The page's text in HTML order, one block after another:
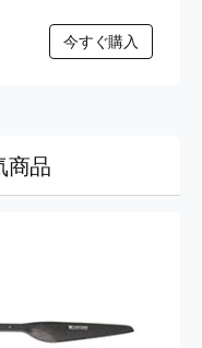
商品